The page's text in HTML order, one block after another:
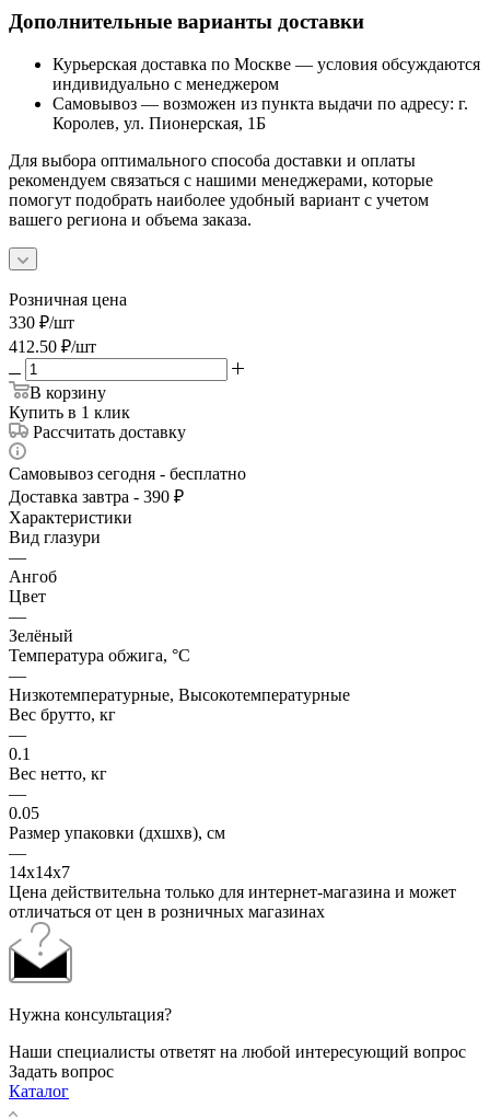
Дополнительные варианты доставки
Курьерская доставка по Москве — условия обсуждаются
индивидуально с менеджером
Самовывоз — возможен из пункта выдачи по адресу: г.
Королев, ул. Пионерская, 1Б
Для выбора оптимального способа доставки и оплаты
рекомендуем связаться с нашими менеджерами, которые
помогут подобрать наиболее удобный вариант с учетом
вашего региона и объема заказа.
Розничная цена
330 ₽/шт
412.50 ₽/шт
В корзину
Купить в 1 клик
Рассчитать доставку
Самовывоз сегодня - бесплатно
Доставка завтра - 390 ₽
Характеристики
Вид глазури
—
Ангоб
Цвет
—
Зелёный
Температура обжига, °C
—
Низкотемпературные, Высокотемпературные
Вес брутто, кг
—
0.1
Вес нетто, кг
—
0.05
Размер упаковки (дхшхв), см
—
14х14х7
Цена действительна только для интернет-магазина и может
отличаться от цен в розничных магазинах
Нужна консультация?
Наши специалисты ответят на любой интересующий вопрос
Задать вопрос
Каталог